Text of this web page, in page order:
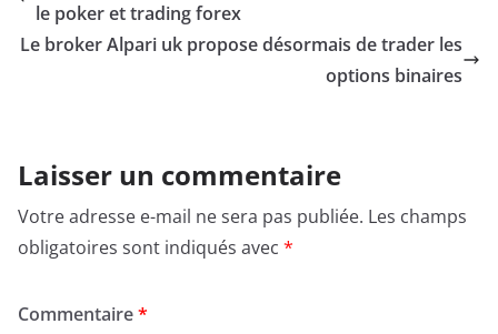
le poker et trading forex
Le broker Alpari uk propose désormais de trader les
options binaires
Laisser un commentaire
Votre adresse e-mail ne sera pas publiée. Les champs
obligatoires sont indiqués avec *
Commentaire*